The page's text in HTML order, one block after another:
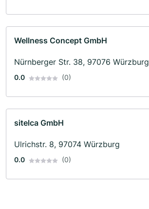
Wellness Concept GmbH
Nürnberger Str. 38, 97076 Würzburg
0.0 (0)
sitelca GmbH
Ulrichstr. 8, 97074 Würzburg
0.0 (0)